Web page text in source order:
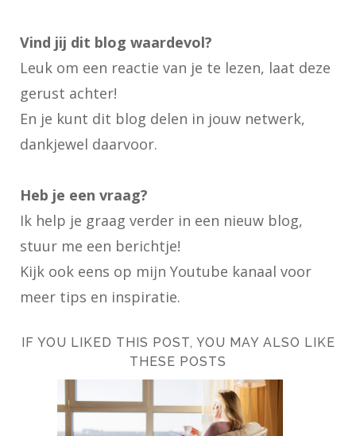
Vind jij dit blog waardevol?
Leuk om een reactie van je te lezen, laat deze
gerust achter!
En je kunt dit blog delen in jouw netwerk,
dankjewel daarvoor.
Heb je een vraag?
Ik help je graag verder in een nieuw blog,
stuur me een berichtje!
Kijk ook eens op mijn Youtube kanaal voor
meer tips en inspiratie.
IF YOU LIKED THIS POST, YOU MAY ALSO LIKE
THESE POSTS